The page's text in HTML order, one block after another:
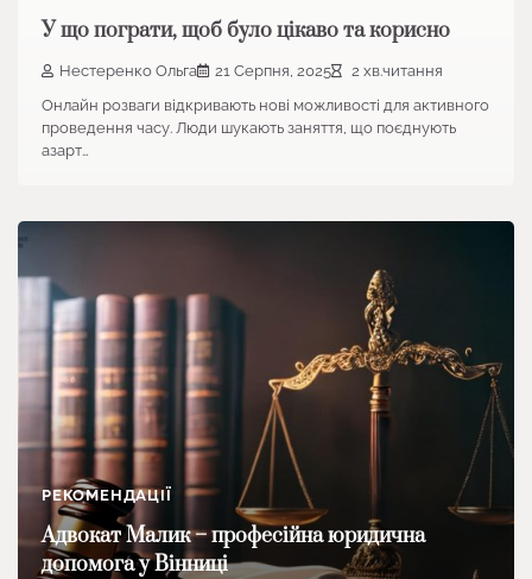
У що пограти, щоб було цікаво та корисно
Нестеренко Ольга 21 Серпня, 2025
2 хв.читання
Онлайн розваги відкривають нові можливості для активного
проведення часу. Люди шукають заняття, що поєднують
азарт…
РЕКОМЕНДАЦІЇ
Адвокат Малик – професійна юридична
допомога у Вінниці